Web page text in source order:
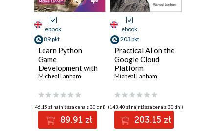
ebook
89 pkt
Learn Python
Game
Development with
ChatGPT
Micheal Lanham
(46,15 zł najniższa cena z 30 dni)
89.91 zł
ebook
203 pkt
Practical AI on the
Google Cloud
Platform
Micheal Lanham
(143,40 zł najniższa cena z 30 dni)
203.15 zł